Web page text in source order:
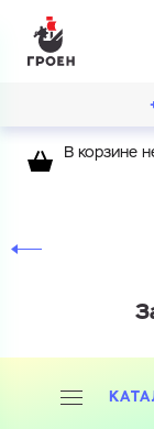
В корзине